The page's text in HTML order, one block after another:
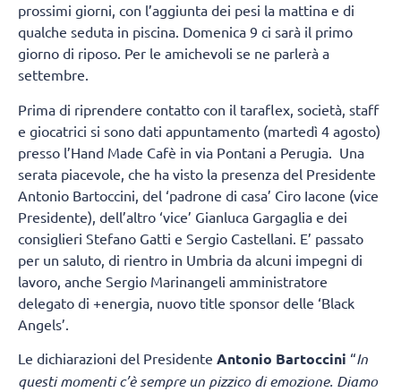
prossimi giorni, con l’aggiunta dei pesi la mattina e di
qualche seduta in piscina. Domenica 9 ci sarà il primo
giorno di riposo. Per le amichevoli se ne parlerà a
settembre.
Prima di riprendere contatto con il taraflex, società, staff
e giocatrici si sono dati appuntamento (martedì 4 agosto)
presso l’Hand Made Cafè in via Pontani a Perugia. Una
serata piacevole, che ha visto la presenza del Presidente
Antonio Bartoccini, del ‘padrone di casa’ Ciro Iacone (vice
Presidente), dell’altro ‘vice’ Gianluca Gargaglia e dei
consiglieri Stefano Gatti e Sergio Castellani. E’ passato
per un saluto, di rientro in Umbria da alcuni impegni di
lavoro, anche Sergio Marinangeli amministratore
delegato di +energia, nuovo title sponsor delle ‘Black
Angels’.
Le dichiarazioni del Presidente Antonio Bartoccini “In
questi momenti c’è sempre un pizzico di emozione. Diamo